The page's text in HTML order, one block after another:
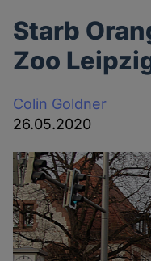
Starb
Zoo
Colin Goldner
26.05.2020